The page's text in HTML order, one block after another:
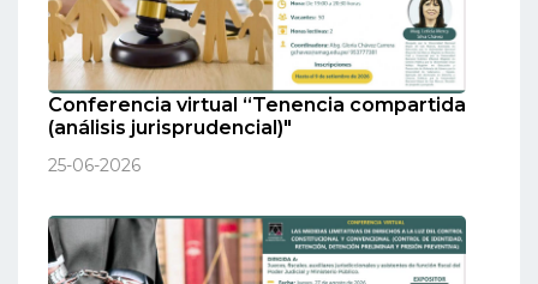
Conferencia virtual “Tenencia compartida
(análisis jurisprudencial)"
25-06-2026